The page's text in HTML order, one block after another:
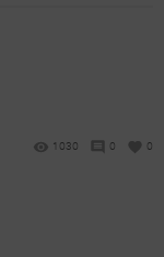
1030 0 0